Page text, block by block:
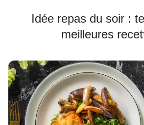
Idée repas du soir :
meilleures